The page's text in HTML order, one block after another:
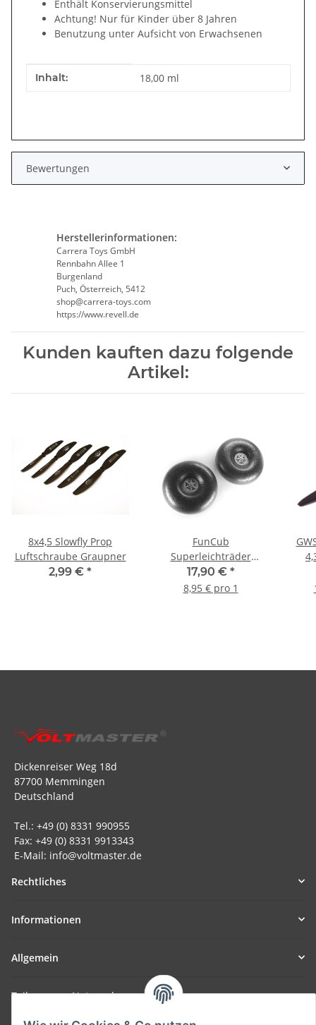
Enthält Konservierungsmittel
Achtung! Nur für Kinder über 8 Jahren
Benutzung unter Aufsicht von Erwachsenen
Produkteigenschaft
Wert
Inhalt: 18,00 ml
Bewertungen
Herstellerinformationen:
Carrera Toys GmbH
Rennbahn Allee 1
Burgenland
Puch, Österreich, 5412
shop@carrera-toys.com
https://www.revell.de
Kunden kauften dazu folgende
Artikel:
8x4,5 Slowfly Prop
Luftschraube Graupner
2,99 € *
FunCub
Superleichträder
120mm aus EPP (1 Paar)
17,90 € *
8,95 € pro 1
Dickenreiser Weg 18d
87700 Memmingen
Deutschland
Tel.: +49 (0) 8331 990955
Fax: +49 (0) 8331 9913343
E-Mail: info@voltmaster.de
Rechtliches
Informationen
Allgemein
Teil unseres Netzwerks: